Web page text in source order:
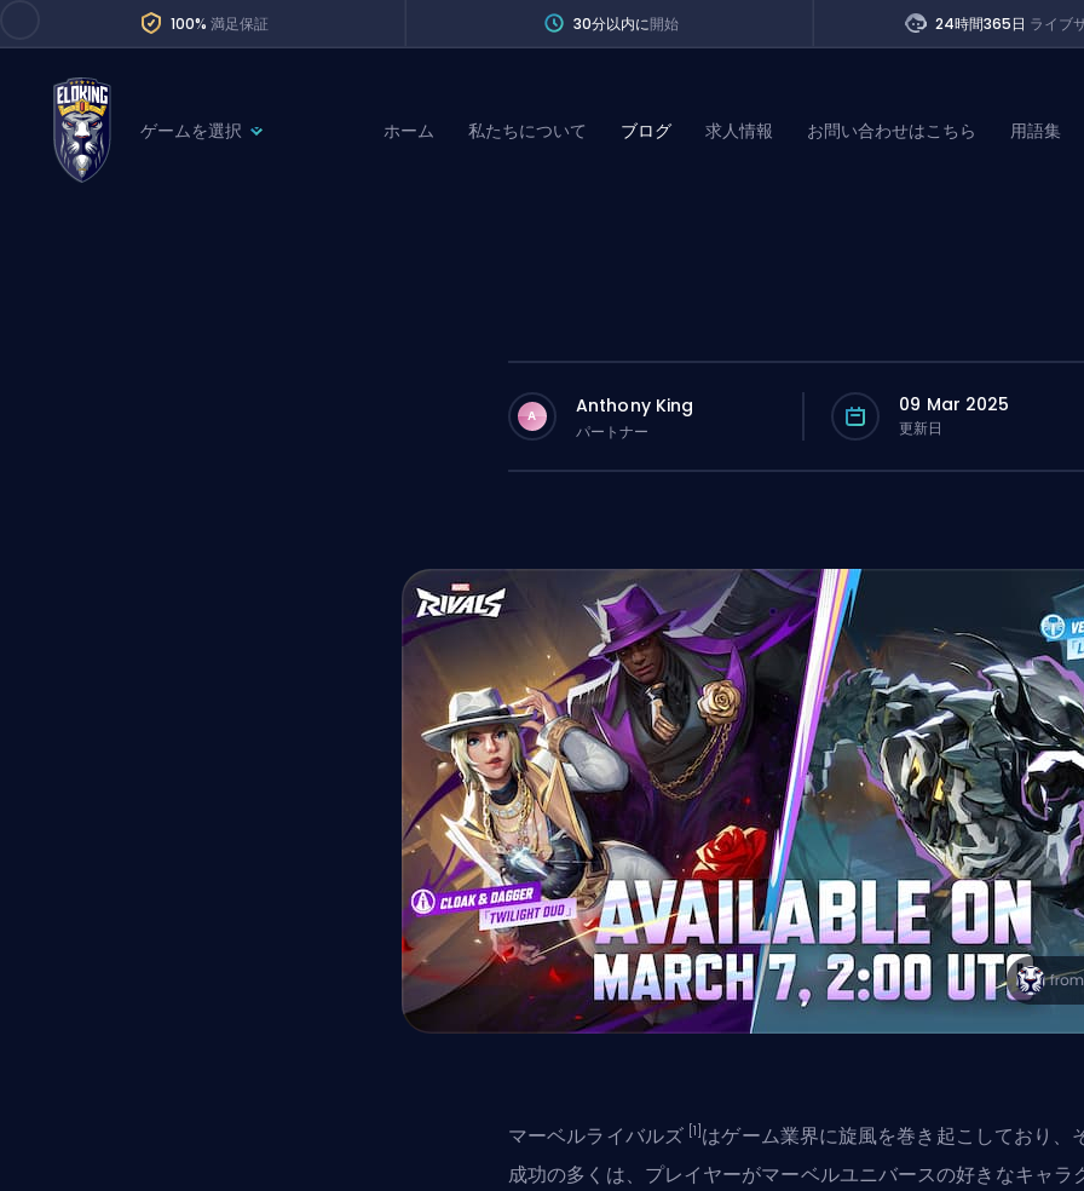
100% 満足保証 30分以内に開始 24時間365日 ライブ
ゲームを選択 ホーム 私たちについて ブログ 求人情報 お問い合わせはこちら 用語集
A Anthony King
パートナー
09 Mar 2025
更新日
マーベルライバルズ [1] はゲーム業界に旋風を巻き起こしており、
成功の多くは、プレイヤーがマーベルユニバースの好きなキャラ